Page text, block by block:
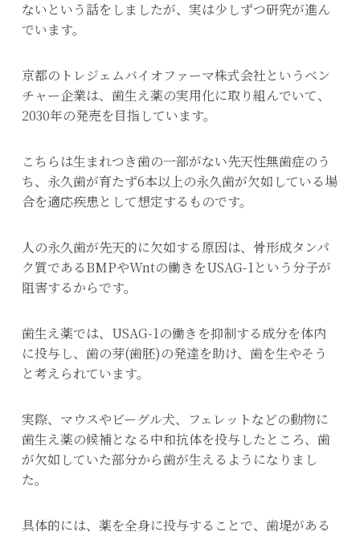
ないという話をしましたが、実は少しずつ研究が進ん
でいます。
京都のトレジェムバイオファーマ株式会社というベン
チャー企業は、歯生え薬の実用化に取り組んでいて、
2030年の発売を目指しています。
こちらは生まれつき歯の一部がない先天性無歯症のう
ち、永久歯が育たず6本以上の永久歯が欠如している場
合を適応疾患として想定するものです。
人の永久歯が先天的に欠如する原因は、骨形成タンパ
ク質であるBMPやWntの働きをUSAG-1という分子が
阻害するからです。
歯生え薬では、USAG-1の働きを抑制する成分を体内
に投与し、歯の芽(歯胚)の発達を助け、歯を生やそう
と考えられています。
実際、マウスやビーグル犬、フェレットなどの動物に
歯生え薬の候補となる中和抗体を投与したところ、歯
が欠如していた部分から歯が生えるようになりまし
た。
具体的には、薬を全身に投与することで、歯堤がある